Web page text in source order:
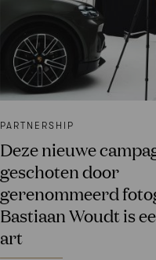
PARTNERSHIP
Deze nieuwe
geschoten door
gerenommeerd
Bastiaan Woudt is
art